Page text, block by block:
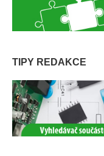
TIPY REDAKCE